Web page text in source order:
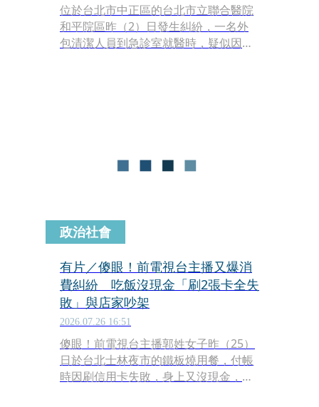
位於台北市中正區的台北市立聯合醫院
和平院區昨（2）日發生糾紛，一名外
包清潔人員到急診室就醫時，疑似因為
政治社會
有片／傻眼！前電視台主播又爆消
費糾紛 吃飯沒現金「刷2張卡全失
敗」與店家吵架
2026.07.26 16:51
傻眼！前電視台主播郭姓女子昨（25）
日於台北士林夜市的鐵板燒用餐，付帳
時因刷信用卡失敗，身上又沒現金，因